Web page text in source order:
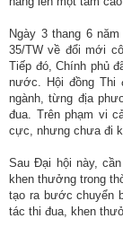
Ngày 3 thang 6
35/TW về đổi mới
Tiếp đó, Chính phủ
nước. Hội đồng Thi
ngành, từng địa
đua. Trên phạm vi
cực, nhưng chưa đi
Sau Đại hội này,
khen thưởng trong
tạo ra bước chuyển
tác thi đua, khen